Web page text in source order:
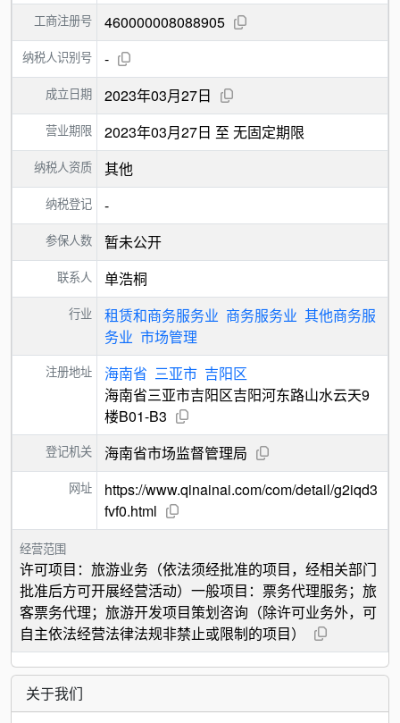
工商注册号 460000008088905
纳税人识别号 -
成立日期 2023年03月27日
营业期限 2023年03月27日 至 无固定期限
纳税人资质 其他
纳税登记 -
参保人数 暂未公开
联系人 单浩桐
行业 租赁和商务服务业 商务服务业 其他商务服
务业 市场管理
注册地址 海南省 三亚市 吉阳区
海南省三亚市吉阳区吉阳河东路山水云天9
楼B01-B3
登记机关 海南省市场监督管理局
网址
https://www.qinainai.com/com/detail/g2iqd3
fvf0.html
经营范围
许可项目：旅游业务（依法须经批准的项目，经相关部门
批准后方可开展经营活动）一般项目：票务代理服务；旅
客票务代理；旅游开发项目策划咨询（除许可业务外，可
自主依法经营法律法规非禁止或限制的项目）
关于我们